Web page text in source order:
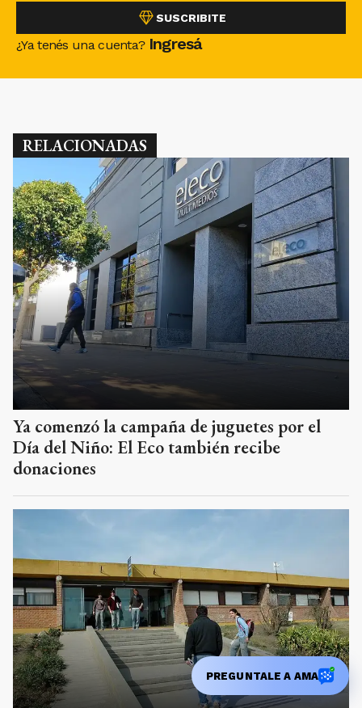
SUSCRIBITE
¿Ya tenés una cuenta? Ingresá
RELACIONADAS
Ya comenzó la campaña de juguetes por el
Día del Niño: El Eco también recibe
donaciones
PREGUNTALE A AMA